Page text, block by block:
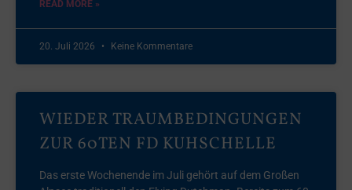
READ MORE »
20. Juli 2026 Keine Kommentare
WIEDER TRAUMBEDINGUNGEN
ZUR 60TEN FD KUHSCHELLE
Das erste Wochenende im Juli gehört auf dem Großen